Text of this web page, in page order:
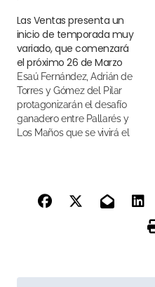
Las Ventas presenta un
inicio de temporada muy
variado, que comenzará
el próximo 26 de Marzo
Esaú Fernández, Adrián de
Torres y Gómez del Pilar
protagonizarán el desafío
ganadero entre Pallarés y
Los Maños que se vivirá el
- y José Garrido lidiarán un